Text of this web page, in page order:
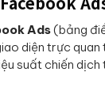
Ads(bảng
diện trực
suất chiến